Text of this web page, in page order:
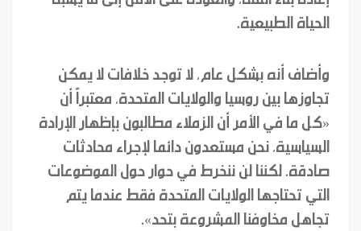
الحياة الطبيعية.
وأضاف أنه بشكل عام، لا توجد خلافات لا يمكن
تجاوزها بين روسيا والولايات المتحدة، معتبراً أن
«كل ما في الأمر أن الزملاء مطالبون بإظهار الإرادة
السياسية، نحن مستعدون دائما لإجراء محادثات
صادقة. لكننا لن ننخرط في حوار حول الموضوعات
التي تحتاجها الولايات المتحدة فقط عندما يتم
تجاهل مخاوفنا المشروعة بتحد».